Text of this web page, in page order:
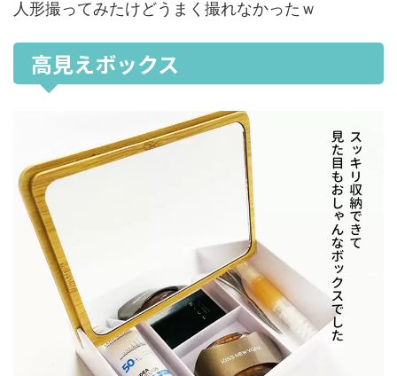
人形撮ってみたけどうまく撮れなかったｗ
高見えボックス